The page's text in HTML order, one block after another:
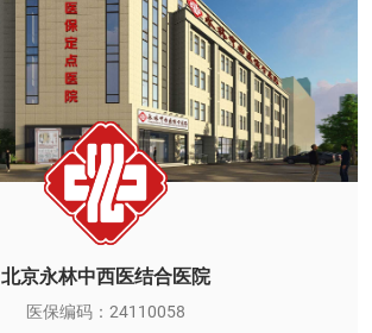
北京永林中西医结合医院
医保编码：24110058